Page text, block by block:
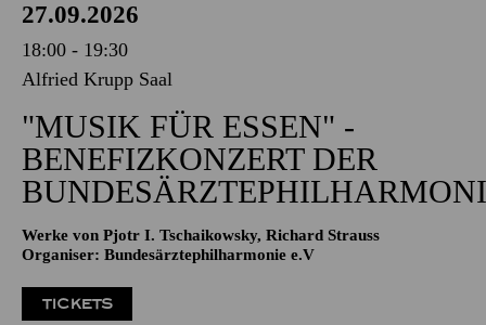
27.09.2026
18:00 - 19:30
Alfried Krupp Saal
"MUSIK FÜR ESSEN" -
BENEFIZKONZERT DER
Werke von Pjotr I. Tschaikowsky, Richard Strauss
Organiser: Bundesärztephilharmonie e.V
TICKETS